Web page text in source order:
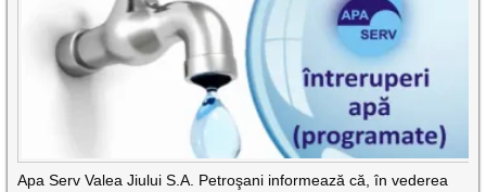
Apa Serv Valea Jiului S.A. Petroşani informează că, în vederea